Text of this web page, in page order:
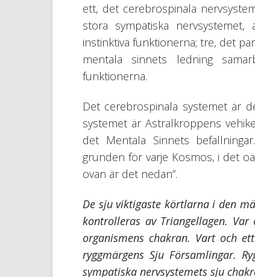
ett, det cerebrospinala
stora sympatiska
instinktiva funktionerna; tre, det
mentala sinnets ledning
funktionerna.
Det cerebrospinala systemet är
systemet är Astralkroppens
det Mentala Sinnets
grunden för varje Kosmos, i det
ovan är det nedan”.
De sju viktigaste körtlarna i den
kontrolleras av Triangellagen.
organismens chakran. Vart och
ryggmärgens Sju Församlingar.
sympatiska nervsystemets sju